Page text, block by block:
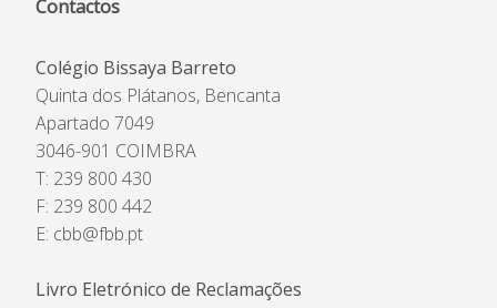
Contactos
Colégio Bissaya Barreto
Quinta dos Plátanos, Bencanta
Apartado 7049
3046-901 COIMBRA
T: 239 800 430
F: 239 800 442
E: cbb@fbb.pt
Livro Eletrónico de Reclamações